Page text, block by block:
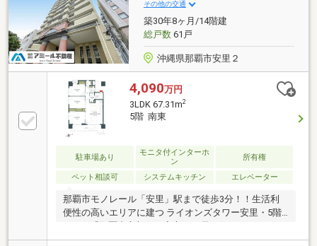
実。広さと利便性を兼ね備えたこの住まいで、新しい
暮らしを始めてみませんか。ぜひご検討ください。
その他の交通
築30年8ヶ月/14階建
総戸数61戸
沖縄県那覇市安里２
4,090万円
3LDK 67.31m2
5階 南東
駐車場あり
モニタ付インターホ
ン
所有権
ペット相談可 システムキッチン エレベーター
那覇市モノレール「安里」駅まで徒歩3分！！生活利
便性の高いエリアに建つ ライオンズタワー安里・5階
ンを探している方」におすすめです。